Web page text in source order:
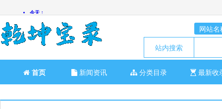
网站名
站内搜索
首页 新闻资讯 分类目录 最新收